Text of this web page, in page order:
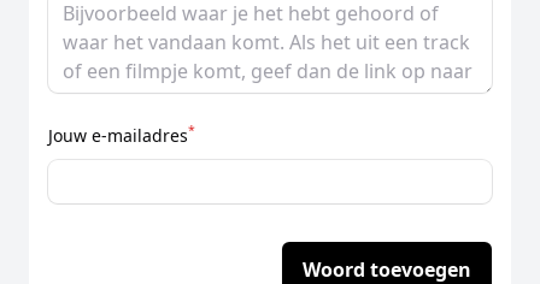
Jouw e-mailadres*
Woord toevoegen